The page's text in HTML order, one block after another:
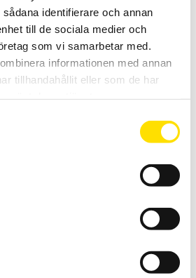
identifierare och annan
till de sociala medier och
som vi samarbetar med.
informationen med annan
tillhandahållit eller som de har
KL med HIRAT-kontakt och stor
klämma
KL för högspänningsprov.
LÄS MER